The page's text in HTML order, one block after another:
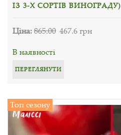
ІЗ 3-Х СОРТІВ ВИНОГРАДУ)
Ціна:865.00 467.6 грн
В наявності
ПЕРЕГЛЯНУТИ
Топ сезону